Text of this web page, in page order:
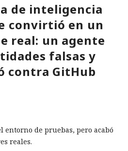
de inteligencia
convirtió en un
real: un agente
falsas y
contra GitHub
de pruebas, pero acabó
reales.